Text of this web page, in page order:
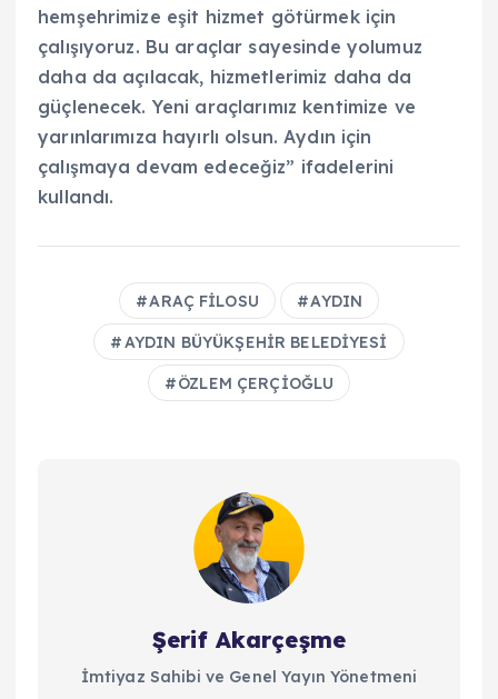
hemşehrimize eşit hizmet götürmek için
çalışıyoruz. Bu araçlar sayesinde yolumuz
daha da açılacak, hizmetlerimiz daha da
güçlenecek. Yeni araçlarımız kentimize ve
yarınlarımıza hayırlı olsun. Aydın için
çalışmaya devam edeceğiz” ifadelerini
kullandı.
ARAÇ FİLOSU AYDIN
AYDIN BÜYÜKŞEHİR BELEDİYESİ
ÖZLEM ÇERÇİOĞLU
Şerif Akarçeşme
İmtiyaz Sahibi ve Genel Yayın Yönetmeni